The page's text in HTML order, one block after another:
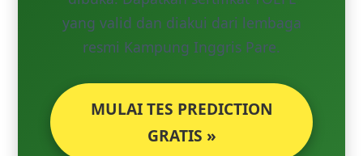
yang valid dan diakui dari lembaga
resmi Kampung Inggris Pare.
MULAI TES PREDICTION
GRATIS »